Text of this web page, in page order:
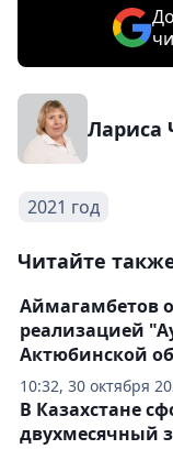
Лариса
2021 год
Читайте
10:32, 30 октября
Аймагамбетов
реализацией
Актюбинской
В Казахстане
двухмесячный